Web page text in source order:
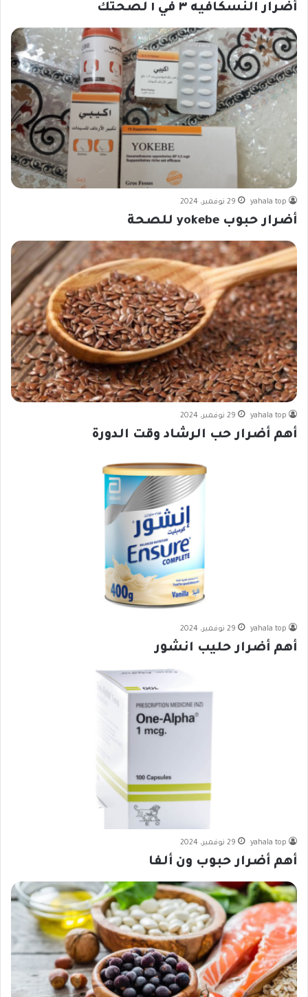
أضرار النسكافيه ٣ في ١ لصحتك
yahala top 29 نوفمبر، 2024
أضرار حبوب yokebe للصحة
yahala top 29 نوفمبر، 2024
أهم أضرار حب الرشاد وقت الدورة
yahala top 29 نوفمبر، 2024
أهم أضرار حليب انشور
yahala top 29 نوفمبر، 2024
أهم أضرار حبوب ون ألفا